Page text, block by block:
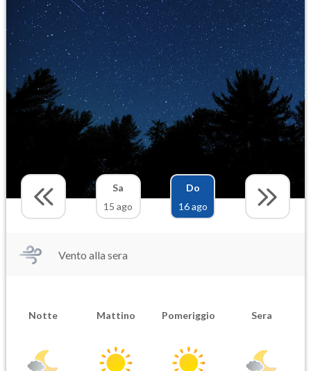
Sa
15 ago
Do
16 ago
Vento alla sera
Notte Mattino Pomeriggio Sera